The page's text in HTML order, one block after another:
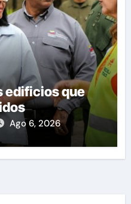
edificios que
Ago 6, 2026